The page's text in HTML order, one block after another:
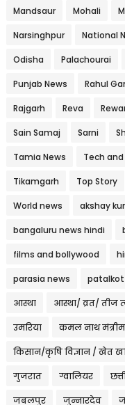
Mandsaur Mohali
Narsinghpur National
Odisha Palachourai
Punjab News Rahul
Rajgarh Reva
Sain Samaj Sarni
Tamia News Tech
Tikamgarh Top Story
World news akshay
bangaluru news hindi
films and bollywood
parasia news patalkot
आस्था आस्था/ व्रत/ तीज
उमरिया कमल नाथ
किसान/कृषि विज्ञान / खेत
गुजरात ग्वालियर
जबलपुर जुन्नारदेव